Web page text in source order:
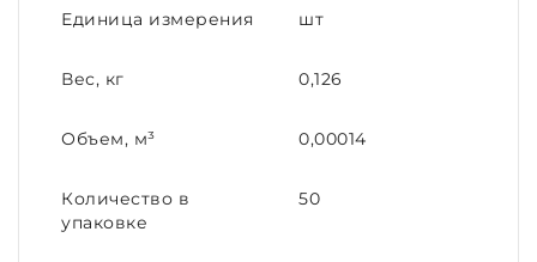
Единица измерения шт
Вес, кг 0,126
Объем, м³ 0,00014
Количество в
упаковке
50